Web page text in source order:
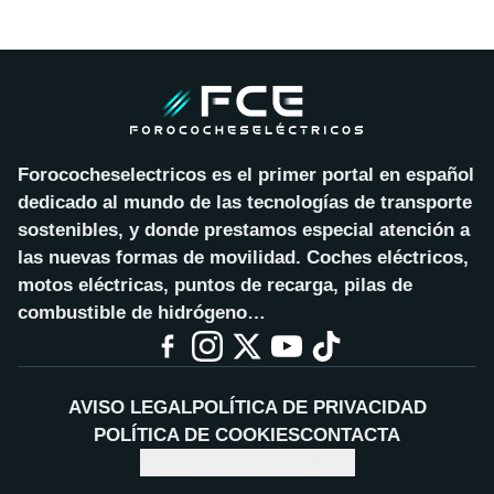
Forococheselectricos es el primer portal en español
dedicado al mundo de las tecnologías de transporte
sostenibles, y donde prestamos especial atención a
las nuevas formas de movilidad. Coches eléctricos,
motos eléctricas, puntos de recarga, pilas de
combustible de hidrógeno…
AVISO LEGALPOLÍTICA DE PRIVACIDAD
POLÍTICA DE COOKIESCONTACTA